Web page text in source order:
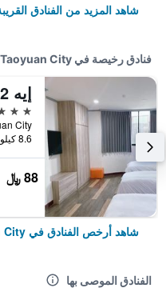
شاهد المزيد من الفنادق
فنادق رخيصة في Taoyuan City
3 نجوم
8.6 كيلومتر عن وسط المدينة
88 ﷼
شاهد أرخص الفنادق في Taoyuan City
الفنادق الموصى بها